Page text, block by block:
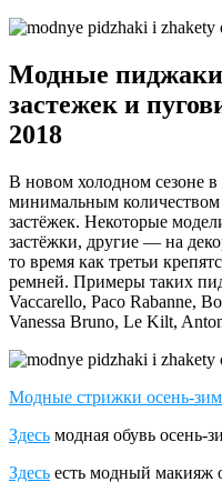
Модные
застежек и
2018
В новом холодном сезоне
минимальным
застёжек. Некоторые
застёжки, другие — на
то время как третьи
ремней. Примеры таких
Vaccarello, Paco Rabanne,
Vanessa Bruno, Le Kilt,
Модные стрижки осень-
Здесь модная обувь осень-
Здесь есть модный макияж